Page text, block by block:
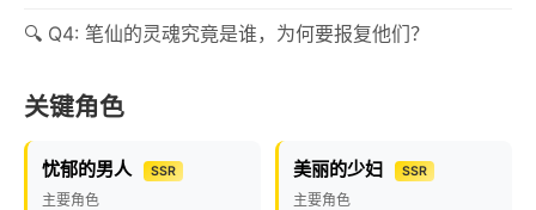
Q4: 笔仙的灵魂究竟是谁，为何要报复他们？
关键角色
忧郁的男人 SSR
主要角色
美丽的少妇 SSR
主要角色